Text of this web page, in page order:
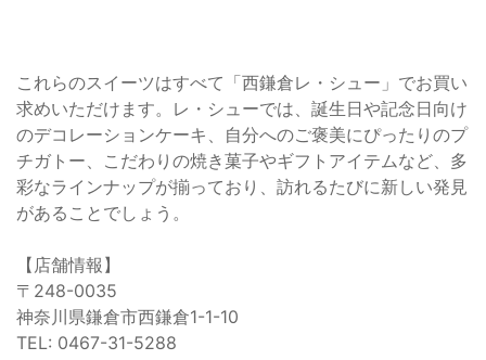
これらのスイーツはすべて「西鎌倉レ・シュー」でお買い
求めいただけます。レ・シューでは、誕生日や記念日向け
のデコレーションケーキ、自分へのご褒美にぴったりのプ
チガトー、こだわりの焼き菓子やギフトアイテムなど、多
彩なラインナップが揃っており、訪れるたびに新しい発見
があることでしょう。
【店舗情報】
〒248-0035
神奈川県鎌倉市西鎌倉1-1-10
TEL: 0467-31-5288